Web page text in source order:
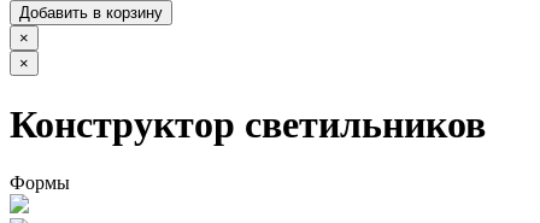
Добавить в корзину
×
×
Конструктор светильников
Формы